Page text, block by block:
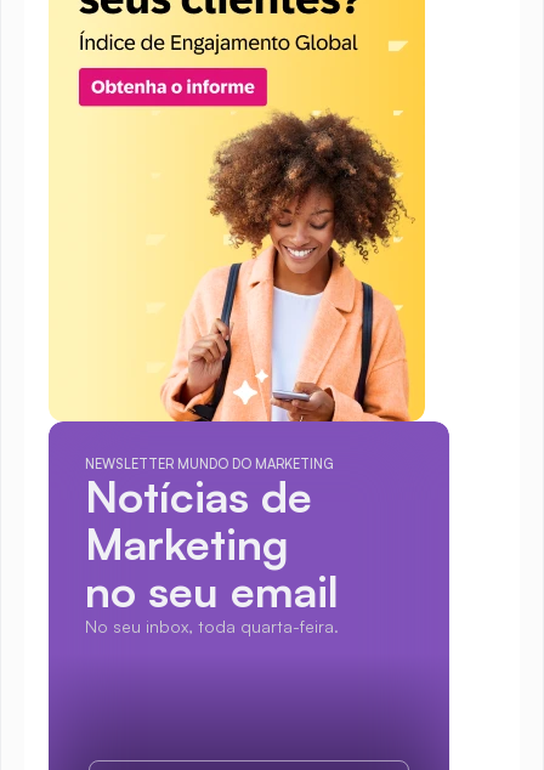
NEWSLETTER MUNDO DO MARKETING
Notícias de
Marketing
no seu email
No seu inbox, toda quarta-feira.